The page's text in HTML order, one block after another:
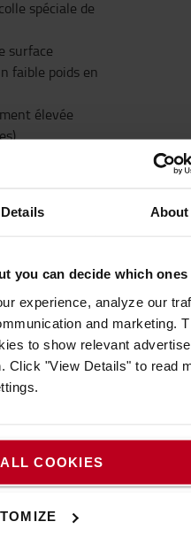
Details About
you can decide which ones
experience, analyze our
and marketing.
to show relevant
Click "View Details" to read
COOKIES
spéciale de
surface
faible poids en
élevée
surfaces en
mouillés,
et en extérieur
verre (GRP)
d'aluminium
à + 120ºC